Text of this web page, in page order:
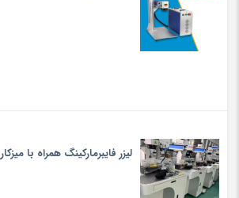
لیزر فایبرمارکینگ همراه با میزکار